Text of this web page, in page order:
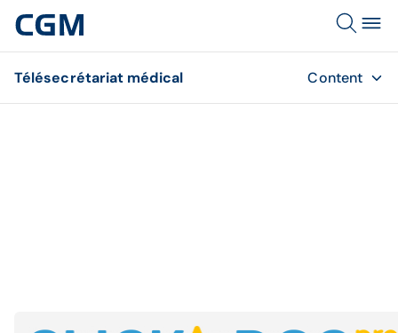
Télésecrétariat médical Content